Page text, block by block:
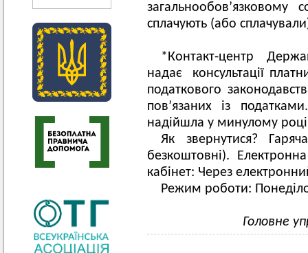
загальнообов’язковому
сплачують (або
*Контакт-центр
надає консультації
податкового
пов’язаних із
надійшла у минулому
Як звернутися?
безкоштовні).
кабінет: Через
Режим роботи:
Головне